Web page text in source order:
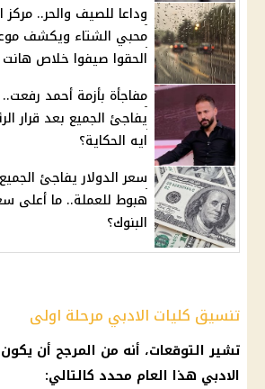
وداعا للصيف والحر.. مركز
محبي الشتاء ويكشف
الحقوا صيفوا خلاص هانت
مفاجأة بأزمة أحمد
يفاجئ الجميع بعد قرار
ايه الحكاية؟
سعر الدولار يفاجئ
هبوط للعملة.. ما أعلى
البنوك؟
تنسيق كليات الادبي مرحلة اولى
تشير التوقعات، أنه من المرجح أن يكون
الادبي هذا العام محدد كالتالي: